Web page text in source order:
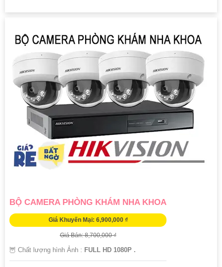
BỘ CAMERA PHÒNG KHÁM NHA KHOA
Giá Khuyến Mại: 6,900,000 ₫
Giá Bán: 8,700,000 ₫
🦉 Chất lượng hình Ảnh : FULL HD 1080P .